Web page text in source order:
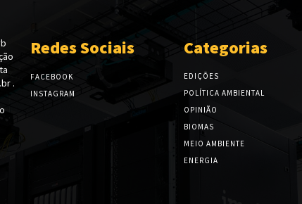
.
Redes Sociais
FACEBOOK
INSTAGRAM
Categorias
EDIÇÕES
POLÍTICA AMBIENTAL
OPINIÃO
BIOMAS
MEIO AMBIENTE
ENERGIA